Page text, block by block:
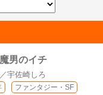
魔男のイチ
宇佐崎しろ
ファンタジー・SF